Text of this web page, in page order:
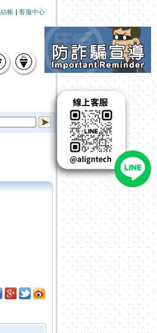
結帳 | 客服中心